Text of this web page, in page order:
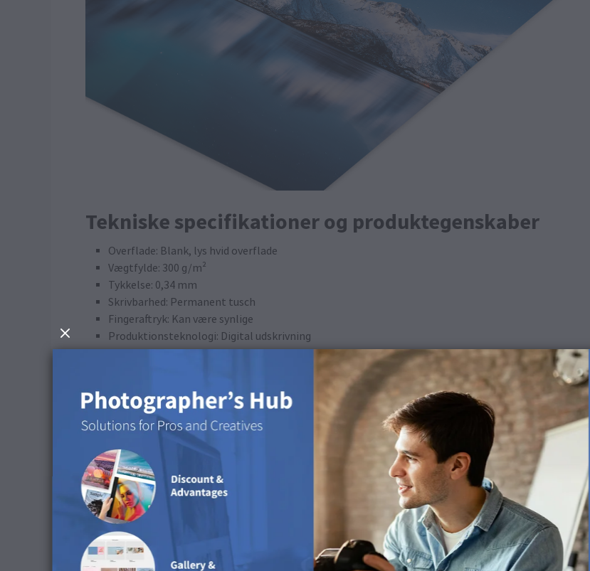
Tekniske specifikationer og produktegenskaber
Overflade: Blank, lys hvid overflade
Vægtfylde: 300 g/m²
Tykkelse: 0,34 mm
Skrivbarhed: Permanent tusch
Fingeraftryk: Kan være synlige
Produktionsteknologi: Digital udskrivning
Vegansk: Ja
ICC-profil
Farverum: CMYK
Bevar CMYK-numre: Deaktiver
Hensigt med gengivelse: Perceptuel
Kompensation af sortpunkt: Aktiver
Simuler papirfarve: Deaktiver
Download ICC-profil
Råd om rengøring